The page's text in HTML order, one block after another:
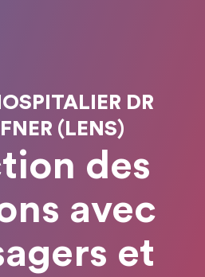
DR
(LENS)
des
avec
et